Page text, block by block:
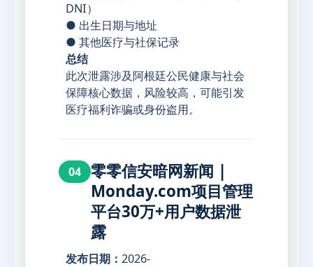
DNI）
● 出生日期与地址
● 其他医疗与社保记录
总结
此次泄露涉及阿根廷公民健康与社会
保障核心数据，风险较高，可能引发
医疗福利诈骗或身份盗用。
04
零零信安暗网新闻 |
Monday.com项目管理
平台30万+用户数据泄
露
发布日期： 2026-